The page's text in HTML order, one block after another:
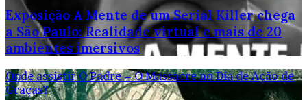
Exposição A Mente de um Serial Killer chega
a São Paulo: Realidade virtual e mais de 20
ambientes imersivos
Onde assistir O Padre – O Massacre no Dia de Ação de
Graças?